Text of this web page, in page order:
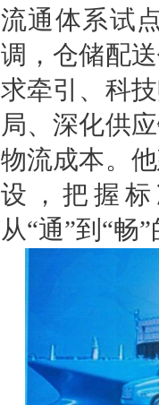
流通体系试
调，仓储配
求牵引、科
局、深化供
物流成本。
设，把握
从“通”到“畅